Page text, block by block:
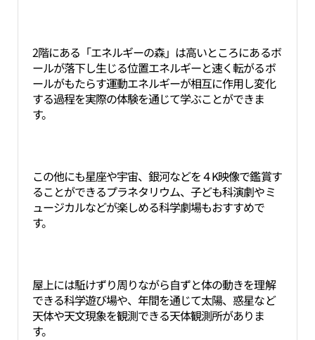
2階にある「エネルギーの森」は高いところにあるボ
ールが落下し生じる位置エネルギーと速く転がるボ
ールがもたらす運動エネルギーが相互に作用し変化
する過程を実際の体験を通じて学ぶことができま
す。
この他にも星座や宇宙、銀河などを４K映像で鑑賞す
ることができるプラネタリウム、子ども科演劇やミ
ュージカルなどが楽しめる科学劇場もおすすめで
す。
屋上には駈けずり周りながら自ずと体の動きを理解
できる科学遊び場や、年間を通じて太陽、惑星など
天体や天文現象を観測できる天体観測所がありま
す。